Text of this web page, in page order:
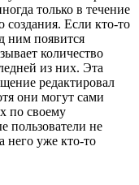
только в течение
создания. Если кто-то
ним появится
количество
из них. Эта
редактировал
они могут сами
по своему
пользователи не
него уже кто-то